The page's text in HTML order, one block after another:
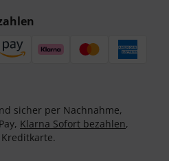
sicher per Nachnahme,
Klarna Sofort bezahlen,